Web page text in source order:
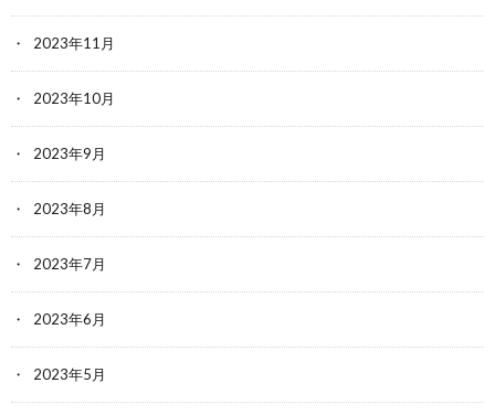
2023年11月
2023年10月
2023年9月
2023年8月
2023年7月
2023年6月
2023年5月